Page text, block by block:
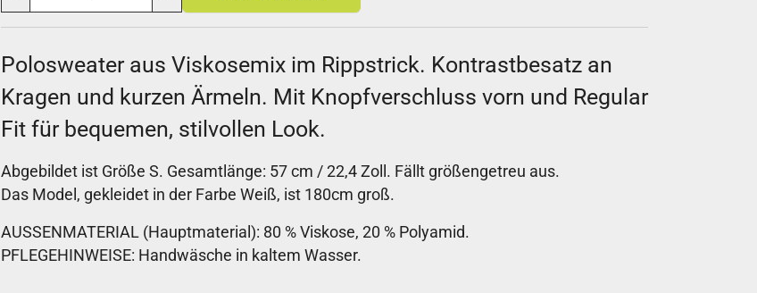
Polosweater aus Viskosemix im Rippstrick. Kontrastbesatz an
Kragen und kurzen Ärmeln. Mit Knopfverschluss vorn und Regular
Fit für bequemen, stilvollen Look.
Abgebildet ist Größe S. Gesamtlänge: 57 cm / 22,4 Zoll. Fällt größengetreu aus.
Das Model, gekleidet in der Farbe Weiß, ist 180cm groß.
AUSSENMATERIAL (Hauptmaterial): 80 % Viskose, 20 % Polyamid.
PFLEGEHINWEISE: Handwäsche in kaltem Wasser.